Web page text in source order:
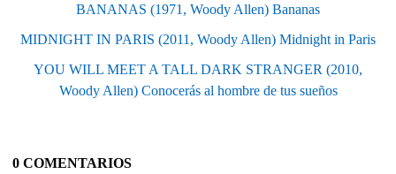
BANANAS (1971, Woody Allen) Bananas
MIDNIGHT IN PARIS (2011, Woody Allen) Midnight in Paris
YOU WILL MEET A TALL DARK STRANGER (2010,
Woody Allen) Conocerás al hombre de tus sueños
0 COMENTARIOS